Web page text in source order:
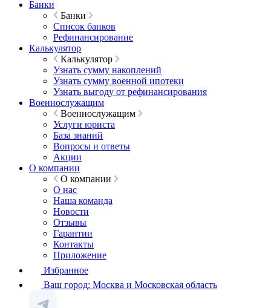
Банки
Банки
Список банков
Рефинансирование
Калькулятор
Калькулятор
Узнать сумму накоплений
Узнать сумму военной ипотеки
Узнать выгоду от рефинансирования
Военнослужащим
Военнослужащим
Услуги юриста
База знаний
Вопросы и ответы
Акции
О компании
О компании
О нас
Наша команда
Новости
Отзывы
Гарантии
Контакты
Приложение
Избранное
Ваш город: Москва и Московская область